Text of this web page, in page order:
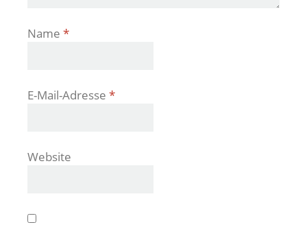
Name *
E-Mail-Adresse *
Website